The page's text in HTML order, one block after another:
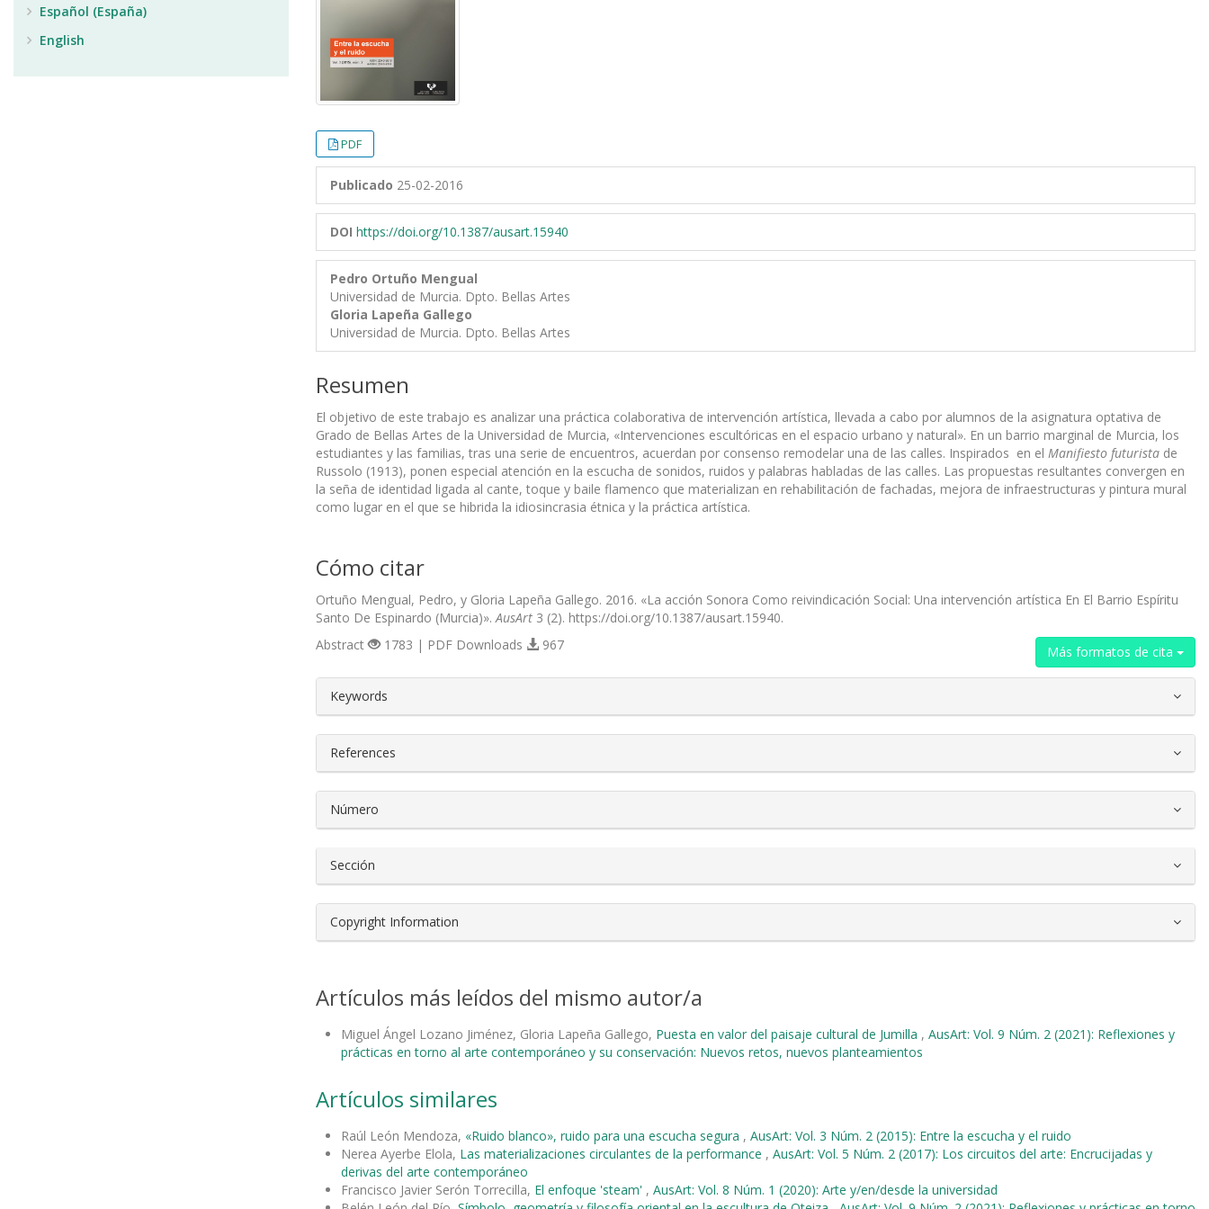
PDF
Publicado 25-02-2016
DOI https://doi.org/10.1387/ausart.15940
Pedro Ortuño Mengual
Universidad de Murcia. Dpto. Bellas Artes
Gloria Lapeña Gallego
Universidad de Murcia. Dpto. Bellas Artes
Resumen
El objetivo de este trabajo es analizar una práctica colaborativa de intervención artística, llevada a cabo por alumnos de la asignatura optativa de
Grado de Bellas Artes de la Universidad de Murcia, «Intervenciones escultóricas en el espacio urbano y natural». En un barrio marginal de Murcia, los
estudiantes y las familias, tras una serie de encuentros, acuerdan por consenso remodelar una de las calles. Inspirados en el Manifiesto futurista de
Russolo (1913), ponen especial atención en la escucha de sonidos, ruidos y palabras habladas de las calles. Las propuestas resultantes convergen en
la seña de identidad ligada al cante, toque y baile flamenco que materializan en rehabilitación de fachadas, mejora de infraestructuras y pintura mural
como lugar en el que se hibrida la idiosincrasia étnica y la práctica artística.
Cómo citar
Ortuño Mengual, Pedro, y Gloria Lapeña Gallego. 2016. «La acción Sonora Como reivindicación Social: Una intervención artística En El Barrio Espíritu
Santo De Espinardo (Murcia)». AusArt 3 (2). https://doi.org/10.1387/ausart.15940.
Más formatos de cita
Abstract 1783 | PDF Downloads 967
##plugins.themes.bootstrap3.article.details##
Keywords
References
Número
Sección
Copyright Information
Artículos más leídos del mismo autor/a
Miguel Ángel Lozano Jiménez, Gloria Lapeña Gallego, Puesta en valor del paisaje cultural de Jumilla , AusArt: Vol. 9 Núm. 2 (2021): Reflexiones y
prácticas en torno al arte contemporáneo y su conservación: Nuevos retos, nuevos planteamientos
Artículos similares
Raúl León Mendoza, «Ruido blanco», ruido para una escucha segura , AusArt: Vol. 3 Núm. 2 (2015): Entre la escucha y el ruido
Nerea Ayerbe Elola, Las materializaciones circulantes de la performance , AusArt: Vol. 5 Núm. 2 (2017): Los circuitos del arte: Encrucijadas y
derivas del arte contemporáneo
Francisco Javier Serón Torrecilla, El enfoque 'steam' , AusArt: Vol. 8 Núm. 1 (2020): Arte y/en/desde la universidad
Español (España)
English